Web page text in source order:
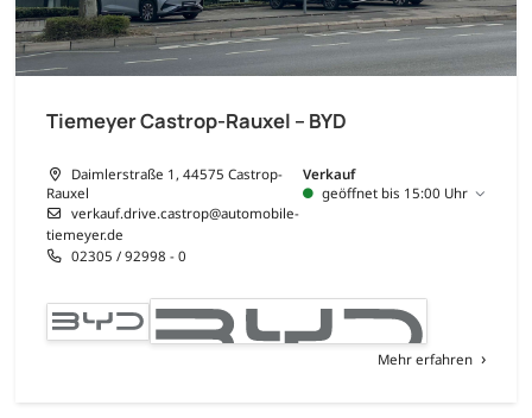
Tiemeyer Castrop-Rauxel – BYD
Daimlerstraße 1, 44575 Castrop-
Rauxel
verkauf.drive.castrop@automobile-
tiemeyer.de
02305 / 92998 - 0
Verkauf
geöffnet bis 15:00 Uhr
Mehr erfahren